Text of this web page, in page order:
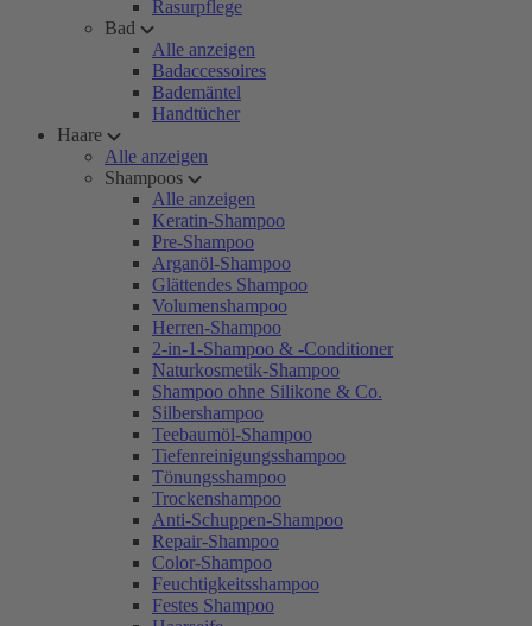
Rasurpflege
Bad
Alle anzeigen
Badaccessoires
Bademäntel
Handtücher
Haare
Alle anzeigen
Shampoos
Alle anzeigen
Keratin-Shampoo
Pre-Shampoo
Arganöl-Shampoo
Glättendes Shampoo
Volumenshampoo
Herren-Shampoo
2-in-1-Shampoo & -Conditioner
Naturkosmetik-Shampoo
Shampoo ohne Silikone & Co.
Silbershampoo
Teebaumöl-Shampoo
Tiefenreinigungsshampoo
Tönungsshampoo
Trockenshampoo
Anti-Schuppen-Shampoo
Repair-Shampoo
Color-Shampoo
Feuchtigkeitsshampoo
Festes Shampoo